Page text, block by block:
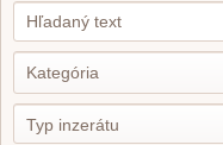
Typ inzerátu